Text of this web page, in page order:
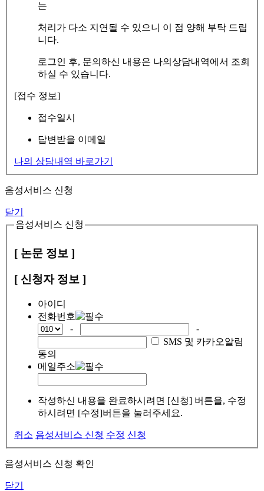
는
처리가 다소 지연될 수 있으니 이 점 양해 부탁 드립
니다.
로그인 후, 문의하신 내용은 나의상담내역에서 조회
하실 수 있습니다.
[접수 정보]
접수일시
답변받을 이메일
나의 상담내역 바로가기
음성서비스 신청
닫기
음성서비스 신청
[ 논문 정보 ]
[ 신청자 정보 ]
아이디
전화번호
-
-
SMS 및 카카오알림
동의
메일주소
작성하신 내용을 완료하시려면 [신청] 버튼을, 수정
하시려면 [수정]버튼을 눌러주세요.
취소 음성서비스 신청 수정 신청
음성서비스 신청 확인
닫기